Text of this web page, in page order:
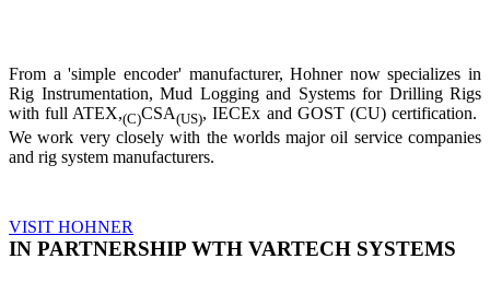
From a 'simple encoder' manufacturer, Hohner now specializes in
Rig Instrumentation, Mud Logging and Systems for Drilling Rigs
with full ATEX,(C)CSA(US), IECEx and GOST (CU) certification.
We work very closely with the worlds major oil service companies
and rig system manufacturers.
VISIT HOHNER
IN PARTNERSHIP WTH VARTECH SYSTEMS